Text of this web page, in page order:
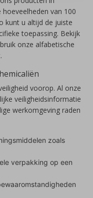
van 100
kunt u altijd de juiste
toepassing. Bekijk
onze alfabetische
voorop. Al onze
veiligheidsinformatie
werkomgeving raden
zoals
verpakking op een